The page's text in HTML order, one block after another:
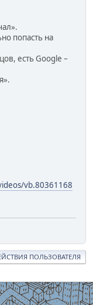
попасть на
есть Google –
vb.80361168
ПОЛЬЗОВАТЕЛЯ